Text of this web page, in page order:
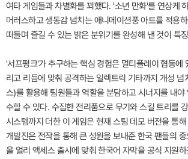
여타 게임들과 차별화를 꾀했다. '소년 만화'를 연상케
머러스하고 생동감 넘치는 애니메이션풍 아트를 적용
떠들며 즐길 수 있는 밝은 분위기를 완성해 낸 것이 특
'서프펑크'가 추구하는 핵심 경험은 멀티플레이 협동에
리고 리듬에 맞춰 공격하는 일렉트릭 기타까지 개성 넘
스)를 활용해 팀원들과 역할을 분담하고 시너지를 내
수할 수 있다. 수집한 전리품으로 무기와 스킬 트리를
시스템까지 더한 이 게임은 현재 스팀 데모 버전을 통
개발진은 전작을 통해 큰 성원을 보내준 한국 팬들의
올 얼리 액세스 출시에 맞춰 한국어 자막을 공식 지원